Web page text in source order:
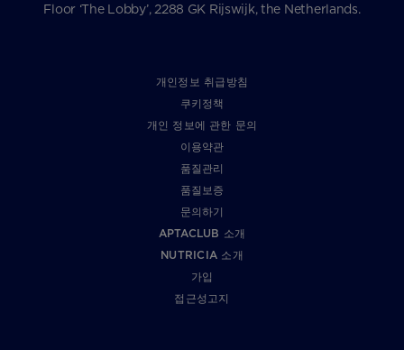
Floor ‘The Lobby’, 2288 GK Rijswijk, the Netherlands.
개인정보 취급방침
쿠키정책
개인 정보에 관한 문의
이용약관
품질관리
품질보증
문의하기
APTACLUB 소개
NUTRICIA 소개
가입
접근성고지